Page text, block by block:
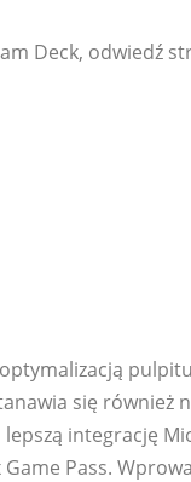
Deck, odwiedź
się również
integrację
Pass.